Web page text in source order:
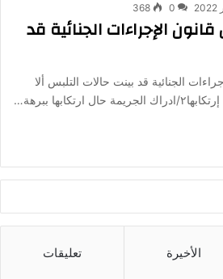
0
368
للمادة ٣٠من قانون الإجراءات الجنائية قد
قانون الإجراءات الجنائية قد بينت حالات التلبس ألا
الأخيرة تعليقات